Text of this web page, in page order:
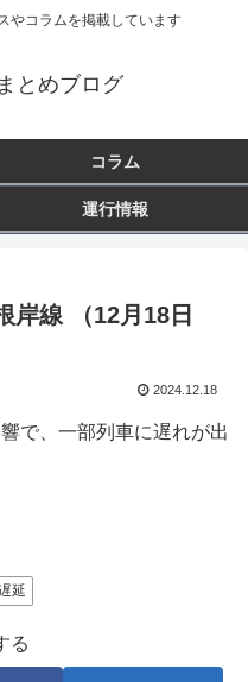
やコラムを掲載しています
とめブログ
コラム
運行情報
岸線 （12月18日
2024.12.18
で、一部列車に遅れが出
延
る